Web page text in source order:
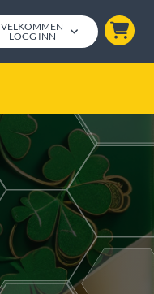
VELKOMMEN
LOGG INN